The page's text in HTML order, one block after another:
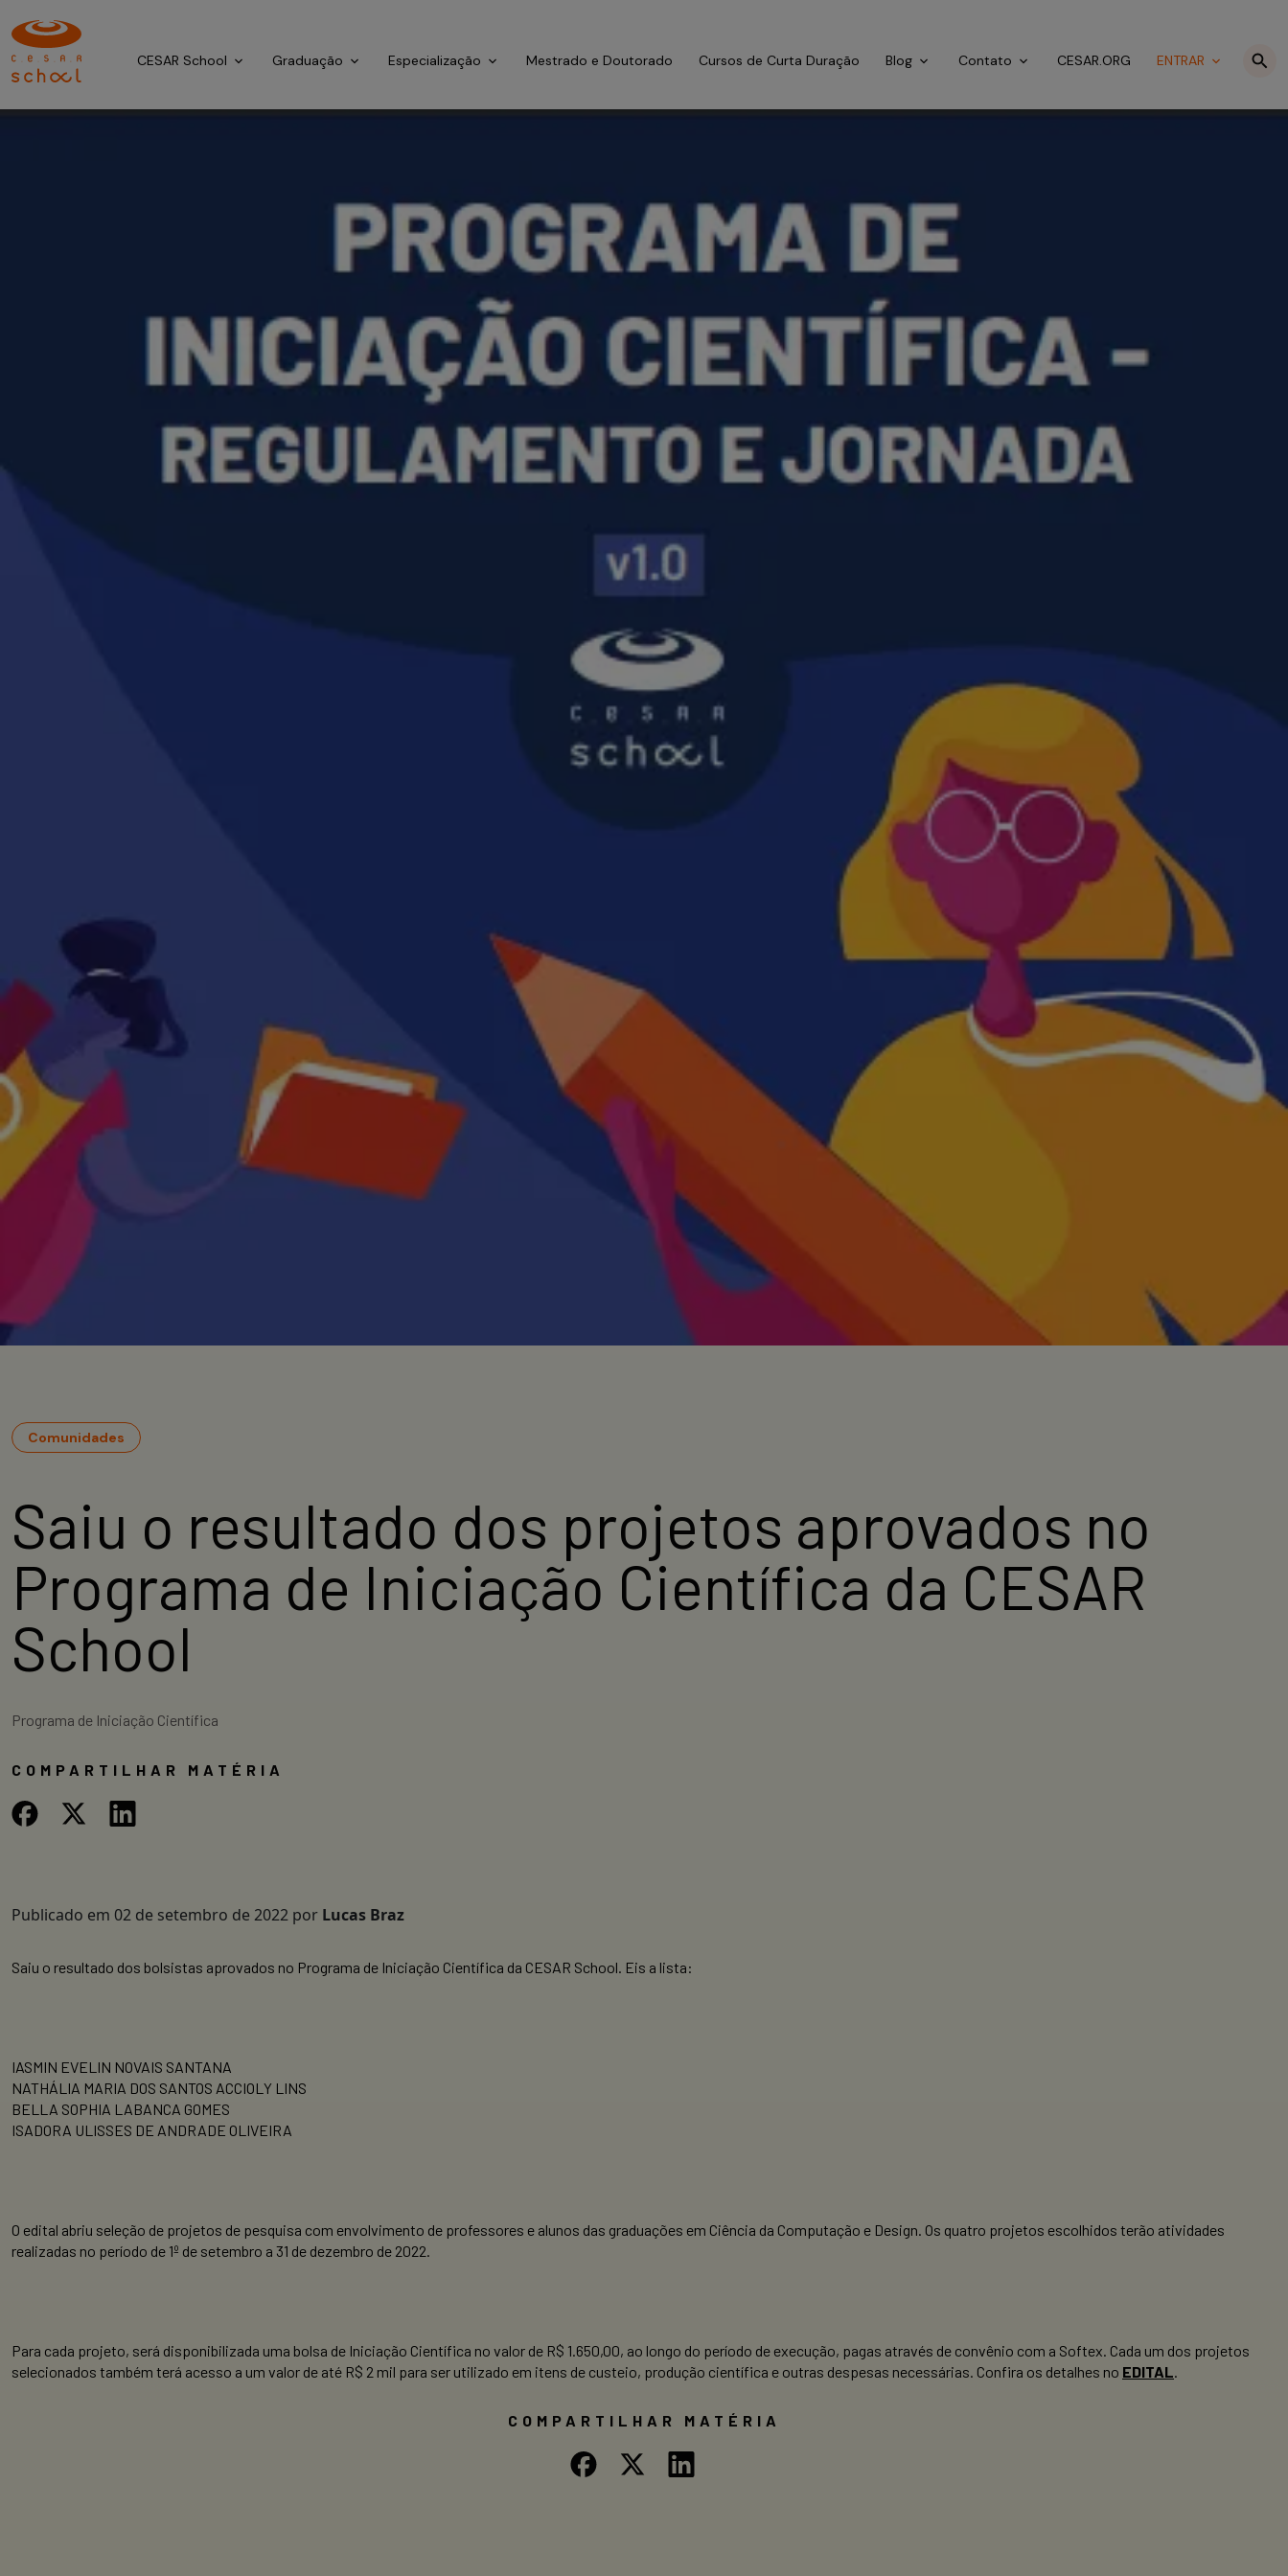
CESAR School Graduação Especialização Mestrado e Doutorado Cursos de Curta Duração Blog Contato CESAR.ORG ENTRAR
Comunidades
Saiu o resultado dos projetos aprovados no
Programa de Iniciação Científica da CESAR
School
Programa de Iniciação Científica
COMPARTILHAR MATÉRIA
Publicado em 02 de setembro de 2022 por Lucas Braz
Saiu o resultado dos bolsistas aprovados no Programa de Iniciação Científica da CESAR School. Eis a lista:
IASMIN EVELIN NOVAIS SANTANA
NATHÁLIA MARIA DOS SANTOS ACCIOLY LINS
BELLA SOPHIA LABANCA GOMES
ISADORA ULISSES DE ANDRADE OLIVEIRA
O edital abriu seleção de projetos de pesquisa com envolvimento de professores e alunos das graduações em Ciência da Computação e Design. Os quatro projetos escolhidos terão atividades
realizadas no período de 1º de setembro a 31 de dezembro de 2022.
Para cada projeto, será disponibilizada uma bolsa de Iniciação Científica no valor de R$ 1.650,00, ao longo do período de execução, pagas através de convênio com a Softex. Cada um dos projetos
selecionados também terá acesso a um valor de até R$ 2 mil para ser utilizado em itens de custeio, produção científica e outras despesas necessárias. Confira os detalhes no EDITAL.
COMPARTILHAR MATÉRIA